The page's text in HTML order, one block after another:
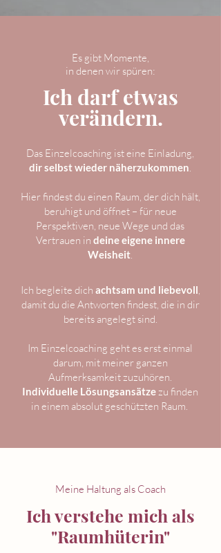
Es gibt Momente,
in denen wir spüren:
Ich darf etwas
verändern.
Das Einzelcoaching ist eine Einladung,
dir selbst wieder näherzukommen.
Hier findest du einen Raum, der dich hält,
beruhigt und öffnet – für neue
Perspektiven, neue Wege und das
Vertrauen in deine eigene innere
Weisheit.
Ich begleite dich achtsam und liebevoll,
damit du die Antworten findest, die in dir
bereits angelegt sind.
Im Einzelcoaching geht es erst einmal
darum, mit meiner ganzen
Aufmerksamkeit zuzuhören.
Individuelle Lösungsansätzezu finden
in einem absolut geschützten Raum.
Meine Haltung als Coach
Ich verstehe mich als
"Raumhüterin"